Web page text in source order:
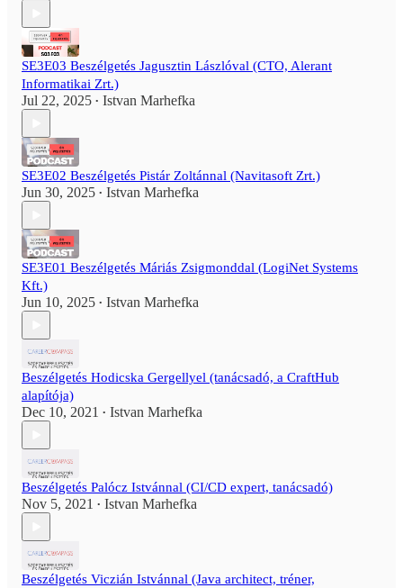
SE3E03 Beszélgetés Jagusztin Lászlóval (CTO, Alerant
Informatikai Zrt.)
Jul 22, 2025 • Istvan Marhefka
SE3E02 Beszélgetés Pistár Zoltánnal (Navitasoft Zrt.)
Jun 30, 2025 • Istvan Marhefka
SE3E01 Beszélgetés Máriás Zsigmonddal (LogiNet Systems
Kft.)
Jun 10, 2025 • Istvan Marhefka
Beszélgetés Hodicska Gergellyel (tanácsadó, a CraftHub
alapítója)
Dec 10, 2021 • Istvan Marhefka
Beszélgetés Palócz Istvánnal (CI/CD expert, tanácsadó)
Nov 5, 2021 • Istvan Marhefka
Beszélgetés Viczián Istvánnal (Java architect, tréner,